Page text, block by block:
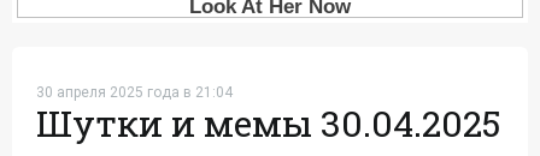
30 апреля 2025 года в 21:04
Шутки и мемы 30.04.2025